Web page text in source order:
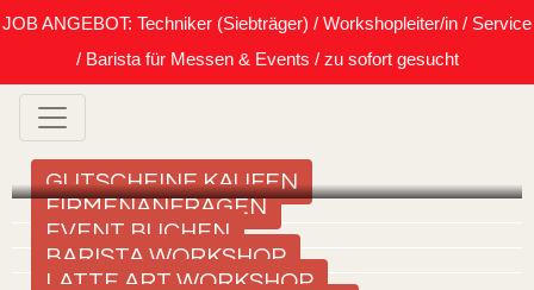
JOB ANGEBOT: Techniker (Siebträger) / Workshopleiter/in / Service
/ Barista für Messen & Events / zu sofort gesucht
GUTSCHEINE KAUFEN
FIRMENANFRAGEN
EVENT BUCHEN
BARISTA WORKSHOP
LATTE ART WORKSHOP